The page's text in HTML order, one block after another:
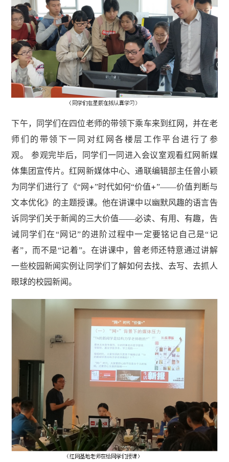
下午，同学们在四位老师的带领下乘车来到红网，并在老
师们的带领下一同对红网各楼层工作平台进行了参
观。
参观完毕后，同学们一同进入会议室观看红网新媒
体集团宣传片。红网新媒体中心、通联编辑部主任曾小颖
为同学们进行了《“网 +”时代如何“价值+”——价值判断与
文本优化》的主题授课。他在讲课中以幽默风趣的语言告
诉同学们关于新闻的三大价值——必读、有用、有趣，告
诫同学们在“网记”的进阶过程中一定要铭记自己是“记
者”，而不是“记着”。在讲课中，曾老师还特意通过讲解
一些校园新闻实例让同学们了解如何去找、去写、去抓人
眼球的校园新闻。